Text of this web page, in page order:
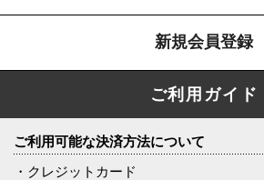
新規会員登録
ご利用ガイド
ご利用可能な決済方法について
・クレジットカード